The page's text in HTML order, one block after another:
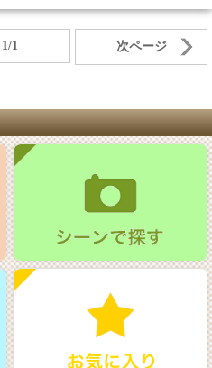
1/1 次ページ